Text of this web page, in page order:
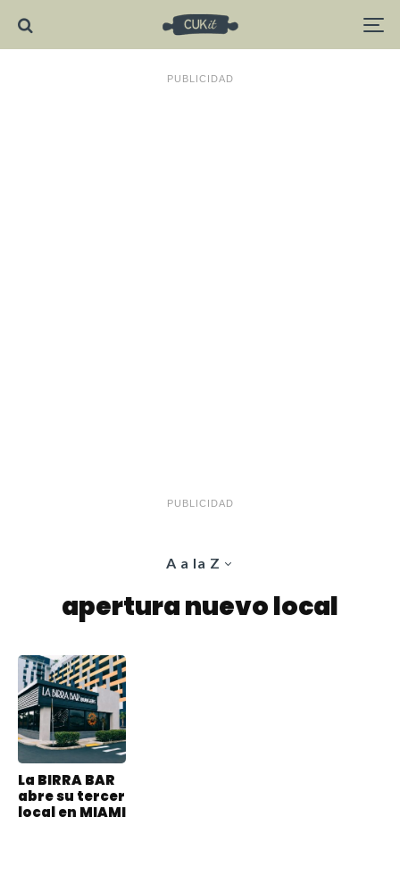
PUBLICIDAD
PUBLICIDAD
A a la Z
apertura nuevo local
La BIRRA BAR
abre su tercer
local en MIAMI